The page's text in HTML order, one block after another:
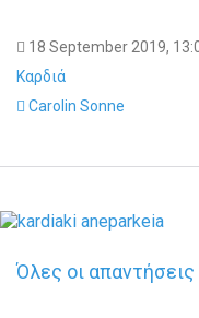
18 September 2019,
Καρδιά
Carolin Sonne
Όλες οι